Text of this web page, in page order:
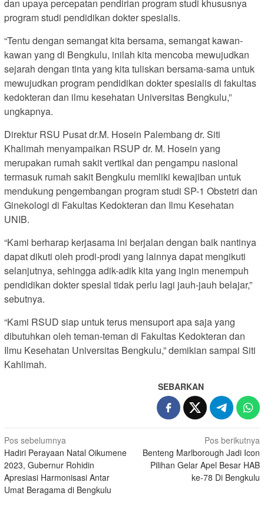
dan upaya percepatan pendirian program studi khususnya
program studi pendidikan dokter spesialis.
“Tentu dengan semangat kita bersama, semangat kawan-
kawan yang di Bengkulu, inilah kita mencoba mewujudkan
sejarah dengan tinta yang kita tuliskan bersama-sama untuk
mewujudkan program pendidikan dokter spesialis di fakultas
kedokteran dan ilmu kesehatan Universitas Bengkulu,”
ungkapnya.
Direktur RSU Pusat dr.M. Hosein Palembang dr. Siti
Khalimah menyampaikan RSUP dr. M. Hosein yang
merupakan rumah sakit vertikal dan pengampu nasional
termasuk rumah sakit Bengkulu memliki kewajiban untuk
mendukung pengembangan program studi SP-1 Obstetri dan
Ginekologi di Fakultas Kedokteran dan Ilmu Kesehatan
UNIB.
“Kami berharap kerjasama ini berjalan dengan baik nantinya
dapat dikuti oleh prodi-prodi yang lainnya dapat mengikuti
selanjutnya, sehingga adik-adik kita yang ingin menempuh
pendidikan dokter spesial tidak perlu lagi jauh-jauh belajar,”
sebutnya.
“Kami RSUD siap untuk terus mensuport apa saja yang
dibutuhkan oleh teman-teman di Fakultas Kedokteran dan
Ilmu Kesehatan Universitas Bengkulu,” demikian sampai Siti
Kahlimah.
SEBARKAN
Navigasi
pos
Pos sebelumnya
Hadiri Perayaan Natal Oikumene
2023, Gubernur Rohidin
Apresiasi Harmonisasi Antar
Umat Beragama di Bengkulu
Pos berikutnya
Benteng Marlborough Jadi Icon
Pilihan Gelar Apel Besar HAB
ke-78 Di Bengkulu